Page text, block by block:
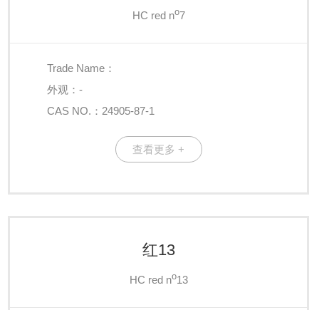
HC red no7
Trade Name：
外观：-
CAS NO.：24905-87-1
查看更多 +
红13
HC red no13